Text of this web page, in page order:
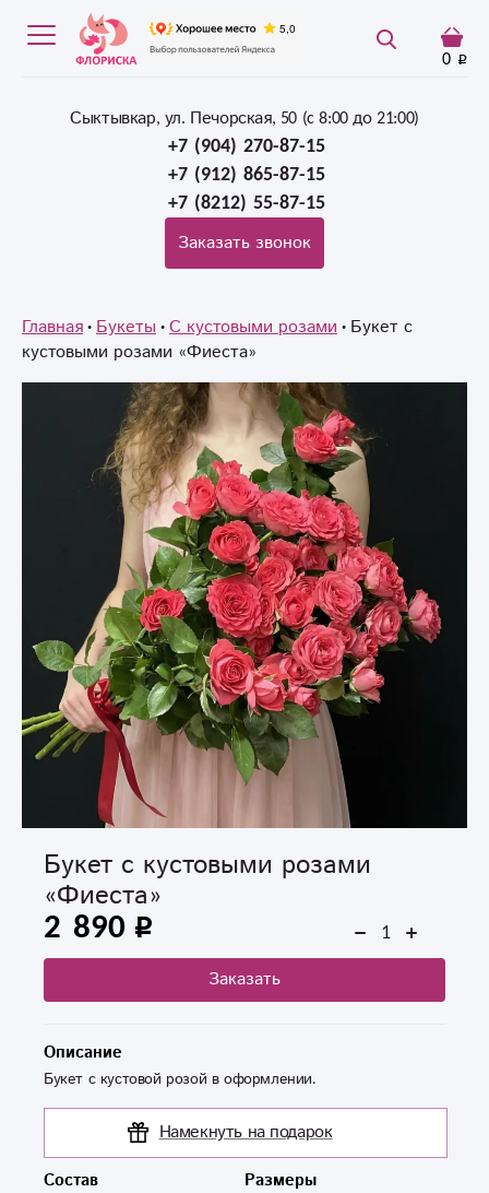
0
Сыктывкар, ул. Печорская, 50 (c 8:00 до 21:00)
+7 (904) 270-87-15
+7 (912) 865-87-15
+7 (8212) 55-87-15
Заказать звонок
Главная Букеты С кустовыми розами Букет с
кустовыми розами «Фиеста»
Букет с кустовыми розами
«Фиеста»
2 890
Заказать
Описание
Букет с кустовой розой в оформлении.
Намекнуть на подарок
Состав Размеры